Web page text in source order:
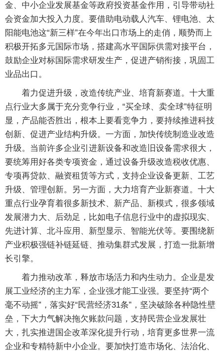
金、中小企业发展基金等政府投资基金作用，引导带动社
会资金加大投入力度。要借助电动载人汽车、锂电池、太
阳能电池这“新三样”在今年出口市场上的走俏，顺势而上
积极开拓多元国际市场，搭建高水平国际供需对接平台，
鼓励企业对标国际需求研发生产，促进产销衔接，巩固工
业品出口。
着力促进升级，改造传统产业、培育新赛道。十大重
点行业大多属于充分竞争行业，“买全球、卖全球”特征明
显，产品能否胜出，根本上要看竞争力，要持续推进科技
创新、促进产业结构升级。一方面，加快传统制造业改造
升级。当前许多企业引进新设备和改造旧设备需求很大，
要统筹用好各类专项资金，通过设备升级改造税收优惠、
专项再贷款、融资租赁等方式，支持企业设备更新、工艺
升级、管理创新。另一方面，大力培育产业新赛道。十大
重点行业孕育着很多新技术、新产品、新模式，很多领域
发展潜力大、后劲足，比如电子信息行业中的虚拟现实、
先进计算、北斗应用、新型显示、智能光伏等。要围绕新
产业积极强链补链延链、推动集群式发展，打造一批新增
长引擎。
着力推动改革，释放市场活力和内生动力。企业是发
展工业经济的主力军，企业强才能工业强。要坚持“两个
毫不动摇”，落实好“民营经济31条”，坚决破除各种隐性壁
垒，下大力气解决拖欠账款问题，支持民营企业发展壮
大，扎实推进国企改革深化提升行动，培育更多世界一流
企业和专精特新中小企业。要加快打造市场化、法治化、